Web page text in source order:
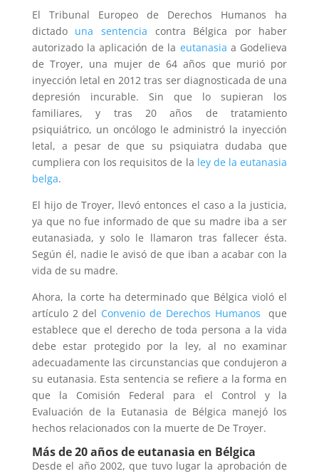
El Tribunal Europeo de Derechos Humanos ha
dictado una sentencia contra Bélgica por haber
autorizado la aplicación de la eutanasia a Godelieva
de Troyer, una mujer de 64 años que murió por
inyección letal en 2012 tras ser diagnosticada de una
depresión incurable. Sin que lo supieran los
familiares, y tras 20 años de tratamiento
psiquiátrico, un oncólogo le administró la inyección
letal, a pesar de que su psiquiatra dudaba que
cumpliera con los requisitos de la ley de la eutanasia
belga.
El hijo de Troyer, llevó entonces el caso a la justicia,
ya que no fue informado de que su madre iba a ser
eutanasiada, y solo le llamaron tras fallecer ésta.
Según él, nadie le avisó de que iban a acabar con la
vida de su madre.
Ahora, la corte ha determinado que Bélgica violó el
artículo 2 del Convenio de Derechos Humanos
que
establece que el derecho de toda persona a la vida
debe estar protegido por la ley, al no examinar
adecuadamente las circunstancias que condujeron a
su eutanasia. Esta sentencia se refiere a la forma en
que la Comisión Federal para el Control y la
Evaluación de la Eutanasia de Bélgica manejó los
hechos relacionados con la muerte de De Troyer.
Más de 20 años de eutanasia en Bélgica
Desde el año 2002, que tuvo lugar la aprobación de